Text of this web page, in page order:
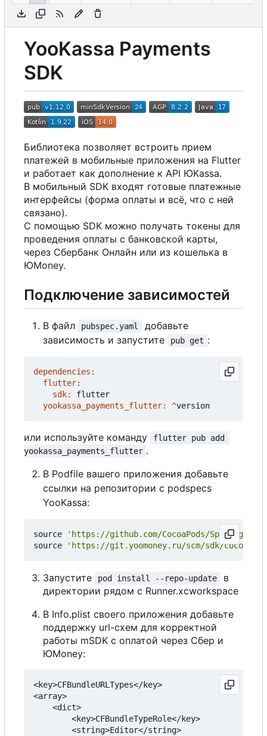
YooKassa Payments
SDK
Библиотека позволяет встроить прием
платежей в мобильные приложения на Flutter
и работает как дополнение к API ЮKassa.
В мобильный SDK входят готовые платежные
интерфейсы (форма оплаты и всё, что с ней
связано).
С помощью SDK можно получать токены для
проведения оплаты с банковской карты,
через Сбербанк Онлайн или из кошелька в
ЮMoney.
Подключение зависимостей
В файл pubspec.yaml
добавьте
зависимость и запустите
pub get :
dependencies:
flutter:
sdk:
flutter
yookassa_payments_flutter:
^version
или используйте команду
flutter pub add
yookassa_payments_flutter .
В Podfile вашего приложения добавьте
ссылки на репозитории с podspecs
YooKassa:
source
'https://github.com/CocoaPods/Specs.git'
source
'https://git.yoomoney.ru/scm/sdk/cocoa-
Запустите pod install --repo-update
в
директории рядом с Runner.xcworkspace
В Info.plist своего приложения добавьте
поддержку url-схем для корректной
работы mSDK с оплатой через Сбер и
ЮMoney:
<key>CFBundleURLTypes</key>
<array>
    <dict>
        <key>CFBundleTypeRole</key>
        <string>Editor</string>